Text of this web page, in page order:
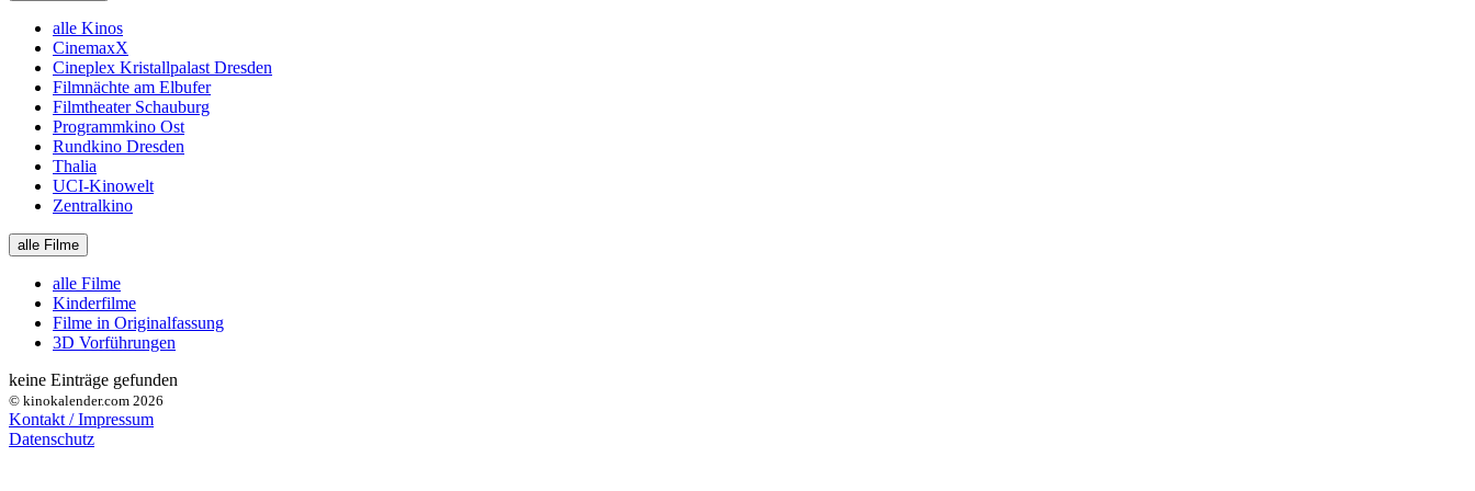
alle Kinos
CinemaxX
Cineplex Kristallpalast Dresden
Filmnächte am Elbufer
Filmtheater Schauburg
Programmkino Ost
Rundkino Dresden
Thalia
UCI-Kinowelt
Zentralkino
alle Filme
alle Filme
Kinderfilme
Filme in Originalfassung
3D Vorführungen
keine Einträge gefunden
© kinokalender.com 2026
Kontakt / Impressum
Datenschutz